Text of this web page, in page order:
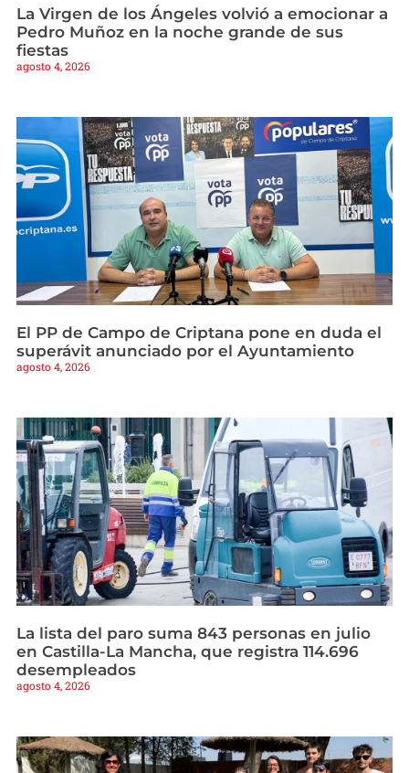
La Virgen de los Ángeles volvió a emocionar a
Pedro Muñoz en la noche grande de sus
fiestas
agosto 4, 2026
El PP de Campo de Criptana pone en duda el
superávit anunciado por el Ayuntamiento
agosto 4, 2026
La lista del paro suma 843 personas en julio
en Castilla-La Mancha, que registra 114.696
desempleados
agosto 4, 2026